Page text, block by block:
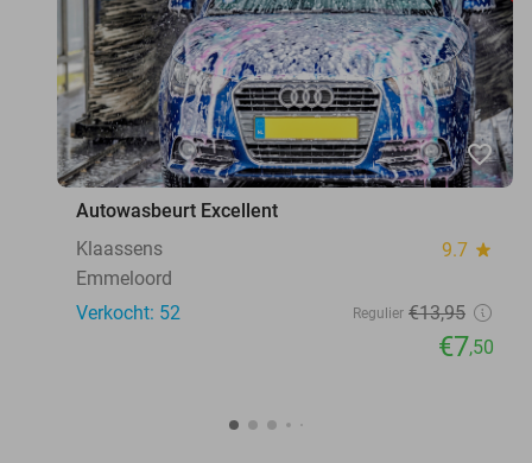
favorite_border
Autowasbeurt Excellent
Klaassens
9.7 star
Emmeloord
Verkocht: 52
Regulier €13,95
€7,50